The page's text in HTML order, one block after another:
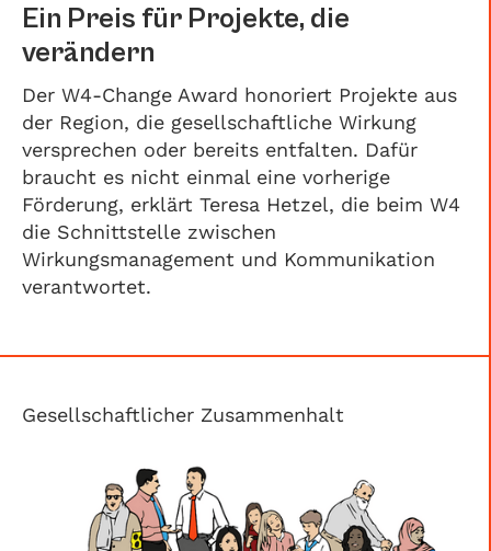
Ein Preis für Projekte, die
verändern
Der W4-Change Award honoriert Projekte aus
der Region, die gesellschaftliche Wirkung
versprechen oder bereits entfalten. Dafür
braucht es nicht einmal eine vorherige
Förderung, erklärt Teresa Hetzel, die beim W4
die Schnittstelle zwischen
Wirkungsmanagement und Kommunikation
verantwortet.
Gesellschaftlicher Zusammenhalt